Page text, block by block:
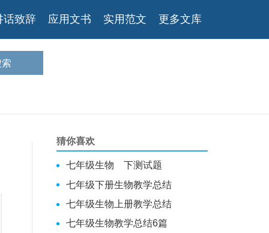
话致辞 应用文书 实用范文 更多文库
猜你喜欢
七年级生物 下测试题
七年级下册生物教学总结
七年级生物上册教学总结
七年级生物教学总结6篇